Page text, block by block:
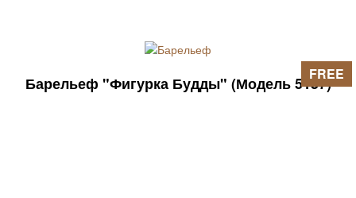
Барельеф "Фигурка Будды" (Модель 5157)
FREE